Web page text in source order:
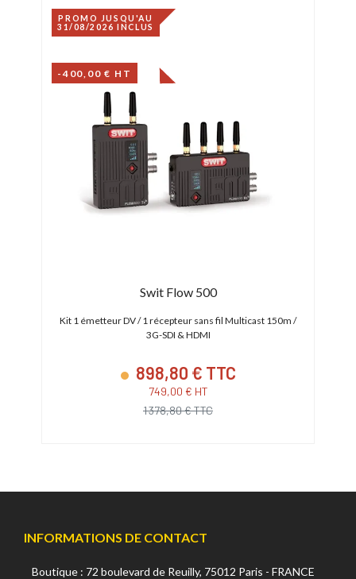
PROMO JUSQU'AU
31/08/2026 INCLUS
-400,00 € HT
Swit Flow 500
Kit 1 émetteur DV / 1 récepteur sans fil Multicast 150m /
3G-SDI & HDMI
898,80 € TTC
749,00 € HT
1 378,80 € TTC
INFORMATIONS DE CONTACT
Boutique : 72 boulevard de Reuilly, 75012 Paris - FRANCE